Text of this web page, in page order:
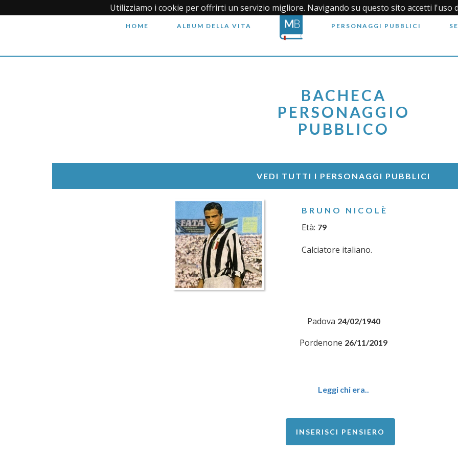
Utilizziamo i cookie per offrirti un servizio migliore. Navigando su questo sito accetti l'uso
HOME ALBUM DELLA VITA PERSONAGGI PUBBLICI
BACHECA
PERSONAGGIO
PUBBLICO
VEDI TUTTI I PERSONAGGI PUBBLICI
BRUNO NICOLÈ
Età: 79
Calciatore italiano.
Padova 24/02/1940
Pordenone 26/11/2019
Leggi chi era..
INSERISCI PENSIERO